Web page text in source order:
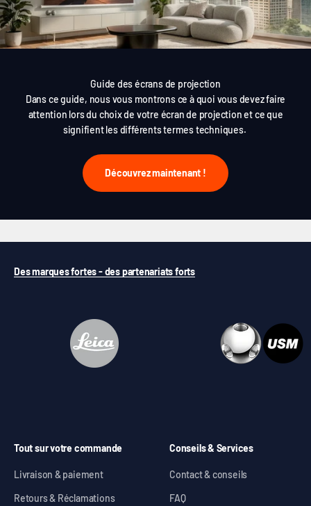
Guide des écrans de projection
Dans ce guide, nous vous montrons ce à quoi vous devez faire
attention lors du choix de votre écran de projection et ce que
signifient les différents termes techniques.
Découvrez maintenant !
Des marques fortes - des partenariats forts
Tout sur votre commande
Livraison & paiement
Retours & Réclamations
Conseils & Services
Contact & conseils
FAQ